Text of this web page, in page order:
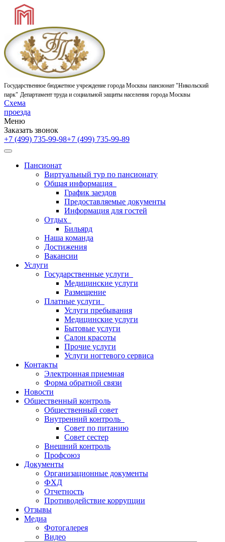
Государственное бюджетное учреждение города Москвы пансионат "Никольский
парк" Департамент труда и социальной защиты населения города Москвы
Схема
проезда
Меню
Заказать звонок
+7 (499) 735-99-98+7 (499) 735-99-89
Пансионат
Виртуальный тур по пансионату
Общая информация
График заездов
Предоставляемые документы
Информация для гостей
Отдых
Бильярд
Наша команда
Достижения
Вакансии
Услуги
Государственные услуги
Медицинские услуги
Размещение
Платные услуги
Услуги пребывания
Медицинские услуги
Бытовые услуги
Салон красоты
Прочие услуги
Услуги ногтевого сервиса
Контакты
Электронная приемная
Форма обратной связи
Новости
Общественный контроль
Общественный совет
Внутренний контроль
Совет по питанию
Совет сестер
Внешний контроль
Профсоюз
Документы
Организационные документы
ФХД
Отчетность
Противодействие коррупции
Отзывы
Медиа
Фотогалерея
Видео